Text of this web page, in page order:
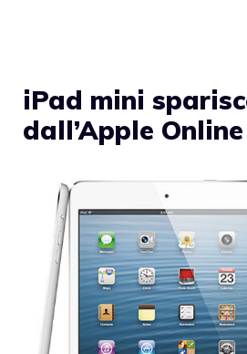
iPad mini
dall’Apple